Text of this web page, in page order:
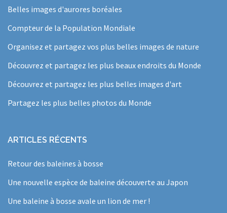
Belles images d'aurores boréales
Compteur de la Population Mondiale
Organisez et partagez vos plus belles images de nature
Découvrez et partagez les plus beaux endroits du Monde
Découvrez et partagez les plus belles images d'art
Partagez les plus belles photos du Monde
ARTICLES RÉCENTS
Retour des baleines à bosse
Une nouvelle espèce de baleine découverte au Japon
Une baleine à bosse avale un lion de mer !